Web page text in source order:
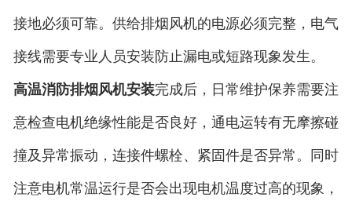
接地必须可靠。供给排烟风机的电源必须完整，电气
接线需要专业人员安装防止漏电或短路现象发生。
高温消防排烟风机安装完成后，日常维护保养需要注
意检查电机绝缘性能是否良好，通电运转有无摩擦碰
撞及异常振动，连接件螺栓、紧固件是否异常。同时
注意电机常温运行是否会出现电机温度过高的现象，